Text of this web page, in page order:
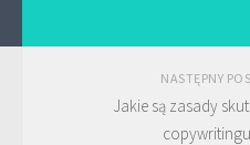
NASTĘPNY
Jakie są zasady